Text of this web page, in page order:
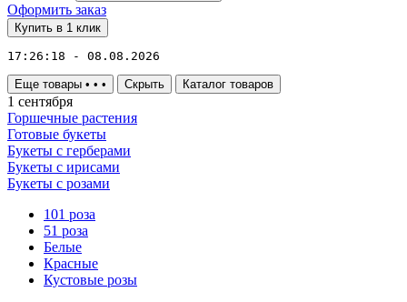
Оформить заказ
Купить в 1 клик
17:26:18 - 08.08.2026
Еще товары • • • Скрыть Каталог товаров
1 сентября
Горшечные растения
Готовые букеты
Букеты с герберами
Букеты с ирисами
Букеты с розами
101 роза
51 роза
Белые
Красные
Кустовые розы